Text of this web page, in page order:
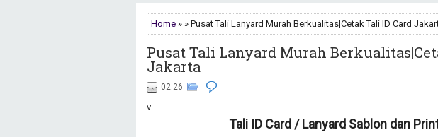
Home » » Pusat Tali Lanyard Murah Berkualitas|Cetak Tali ID Card
Pusat Tali Lanyard Murah
Jakarta
02.26
v
Tali ID Card / Lanyard Sablon dan